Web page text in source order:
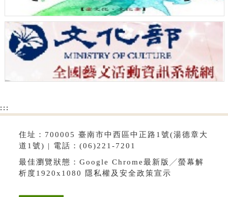
:::
住址：700005 臺南市中西區中正路1號(湯德章大
道1號) | 電話：(06)221-7201
最佳瀏覽狀態：Google Chrome最新版╱螢幕解
析度1920x1080 隱私權及安全政策宣示